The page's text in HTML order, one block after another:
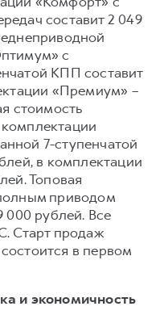
составит 2 049
с
КПП составит
«Премиум» –
стоимость
7-ступенчатой
в комплектации
Топовая
приводом
000 рублей. Все
Старт продаж
в первом
и экономичность